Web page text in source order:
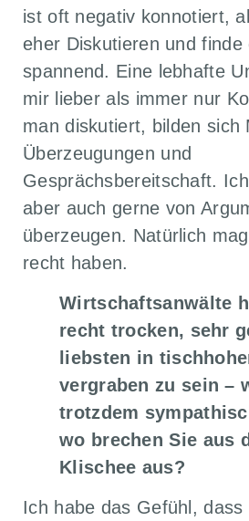
ist oft negativ konnotiert,
eher Diskutieren und
spannend. Eine lebhafte
mir lieber als immer nur
man diskutiert, bilden sich
Überzeugungen und
Gesprächsbereitschaft.
aber auch gerne von
überzeugen. Natürlich
recht haben.
Wirtschaftsanwälte
recht trocken, sehr
liebsten in
vergraben zu sein –
trotzdem
wo brechen Sie aus
Klischee aus?
Ich habe das Gefühl, dass